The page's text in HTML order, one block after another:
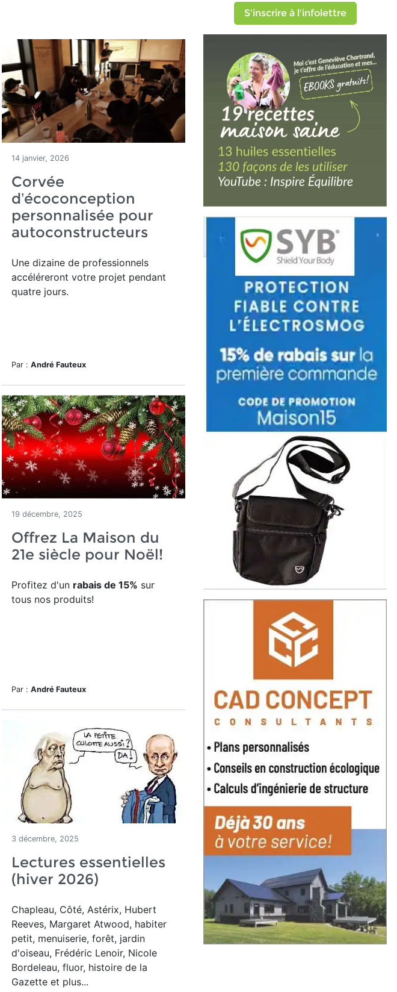
14 janvier, 2026
Corvée
d’écoconception
personnalisée pour
autoconstructeurs
Une dizaine de professionnels
accéléreront votre projet pendant
quatre jours.
Par : André Fauteux
19 décembre, 2025
Offrez La Maison du
21e siècle pour Noël!
Profitez d'un rabais de 15% sur
tous nos produits!
Par : André Fauteux
3 décembre, 2025
Lectures essentielles
(hiver 2026)
Chapleau, Côté, Astérix, Hubert
Reeves, Margaret Atwood, habiter
petit, menuiserie, forêt, jardin
d'oiseau, Frédéric Lenoir, Nicole
Bordeleau, fluor, histoire de la
Gazette et plus...
S'inscrire à l'infolettre